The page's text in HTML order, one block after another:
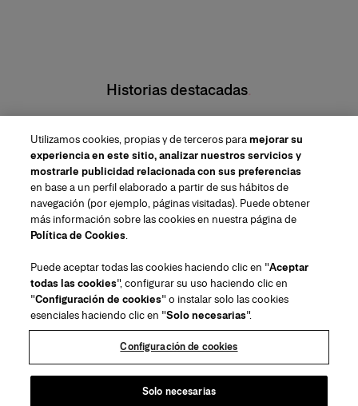
Historias destacadas
Región/Idioma
Atención al cliente
Encontrar una tienda
Contacto
Envío y Devoluciones de Belleza
Envíos y Devoluciones de Moda
Preguntas frecuentes
Envoltorio para regalos
Centro de preferencias
Sobre nosotros
House of Herrera
Herrera Friends
Puig
(se abre en una nueva pestaña)
chcarolinaherrera.com
(se abre en una nueva pestaña)
Avisos legales y cookies
Términos y Condiciones de Uso
Términos y Condiciones de Venta de
Utilizamos cookies, propias y de terceros paramejorar su
experiencia en este sitio, analizar nuestros servicios y
mostrarle publicidad relacionada con sus preferencias
en base a un perfil elaborado a partir de sus hábitos de
navegación (por ejemplo, páginas visitadas). Puede obtener
más información sobre las cookies en nuestra página de
Política de Cookies.
Puede aceptar todas las cookies haciendo clic en "Aceptar
todas las cookies", configurar su uso haciendo clic en
"Configuración de cookies" o instalar solo las cookies
esenciales haciendo clic en "Solo necesarias".
Configuración de cookies
Solo necesarias